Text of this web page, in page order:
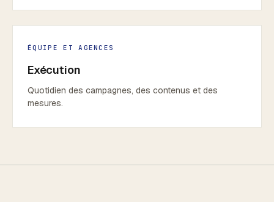
ÉQUIPE ET AGENCES
Exécution
Quotidien des campagnes, des contenus et des
mesures.